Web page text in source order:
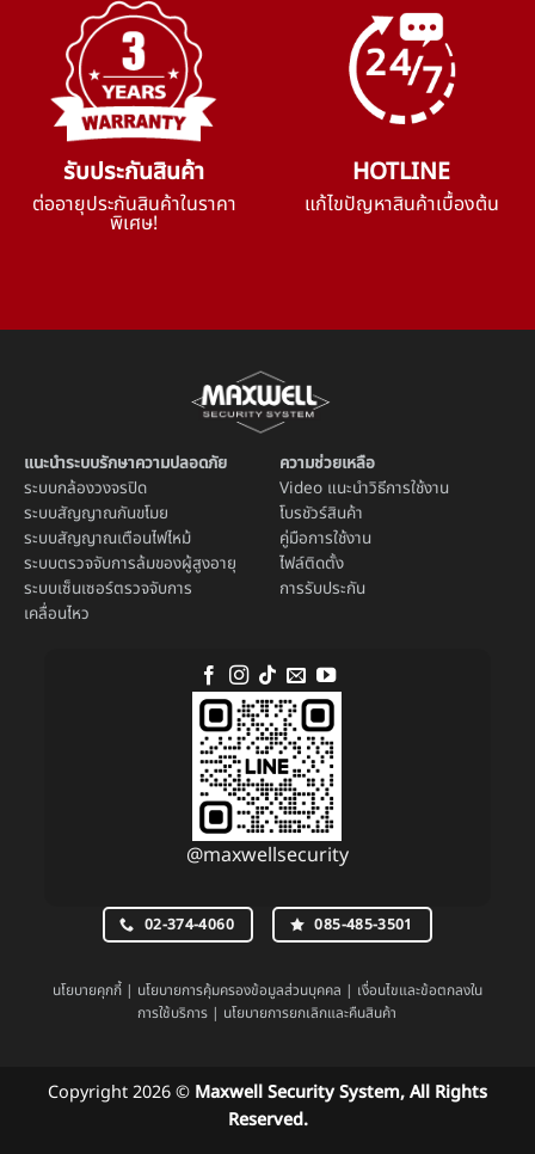
รับประกันสินค้า
ต่ออายุประกันสินค้าในราคา
พิเศษ!
HOTLINE
แก้ไขปัญหาสินค้าเบื้องต้น
แนะนำระบบรักษาความปลอดภัย
ระบบกล้องวงจรปิด
ระบบสัญญาณกันขโมย
ระบบสัญญาณเตือนไฟไหม้
ระบบตรวจจับการล้มของผู้สูงอายุ
ระบบเซ็นเซอร์ตรวจจับการ
เคลื่อนไหว
ความช่วยเหลือ
Video แนะนำวิธีการใช้งาน
โบรชัวร์สินค้า
คู่มือการใช้งาน
ไฟล์ติดตั้ง
การรับประกัน
@maxwellsecurity
02-374-4060 085-485-3501
นโยบายคุกกี้| นโยบายการคุ้มครองข้อมูลส่วนบุคคล | เงื่อนไขและข้อตกลงใน
การใช้บริการ | นโยบายการยกเลิกและคืนสินค้า
Copyright 2026 © Maxwell Security System, All Rights
Reserved.